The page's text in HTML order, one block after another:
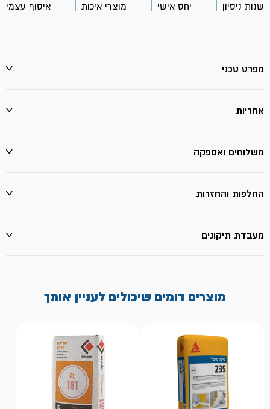
20
שנות ניסיון יחס אישי מוצרי איכות איסוף עצמי
מפרט טכני
אחריות
משלוחים ואספקה
החלפות והחזרות
מעבדת תיקונים
מוצרים דומים שיכולים לעניין אותך